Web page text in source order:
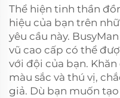
Thể hiện tinh thần
hiệu của bạn trên
yêu cầu này.
vũ cao cấp có thể
với đội của bạn.
màu sắc và thú vị,
giả. Dù bạn muốn